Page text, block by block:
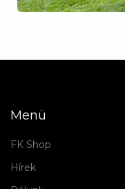
Menü
FK Shop
Hírek